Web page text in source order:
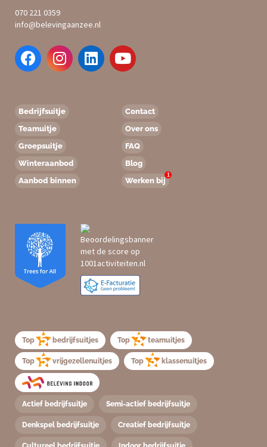
070 221 0359
info@belevingaanzee.nl
Bedrijfsuitje
Teamuitje
Groepsuitje
Winteraanbod
Aanbod binnen
Contact
Over ons
FAQ
Blog
Werken bij
1
Top bedrijfsuitjes Top teamuitjes
Top vrijgezellenuitjes Top klassenuitjes
Actief bedrijfsuitje Semi-actief bedrijfsuitje
Denkspel bedrijfsuitje Creatief bedrijfsuitje